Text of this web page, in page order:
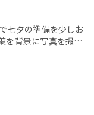
内がきており、ど
るので、来年も提供
意見です）。
七夕の準備を少しお
を背景に写真を撮り
ました！ 皆様いろんな願いごとを書いてもらっています